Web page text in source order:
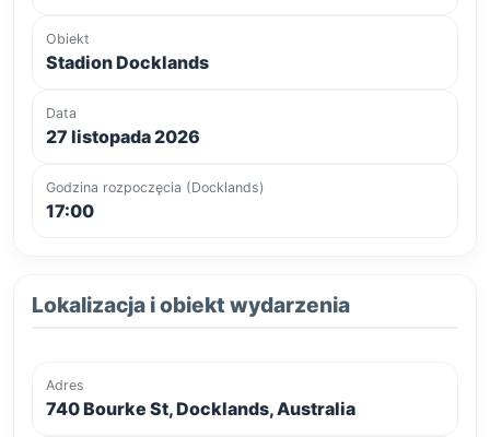
Obiekt
Stadion Docklands
Data
27 listopada 2026
Godzina rozpoczęcia (Docklands)
17:00
Lokalizacja i obiekt wydarzenia
Adres
740 Bourke St, Docklands, Australia